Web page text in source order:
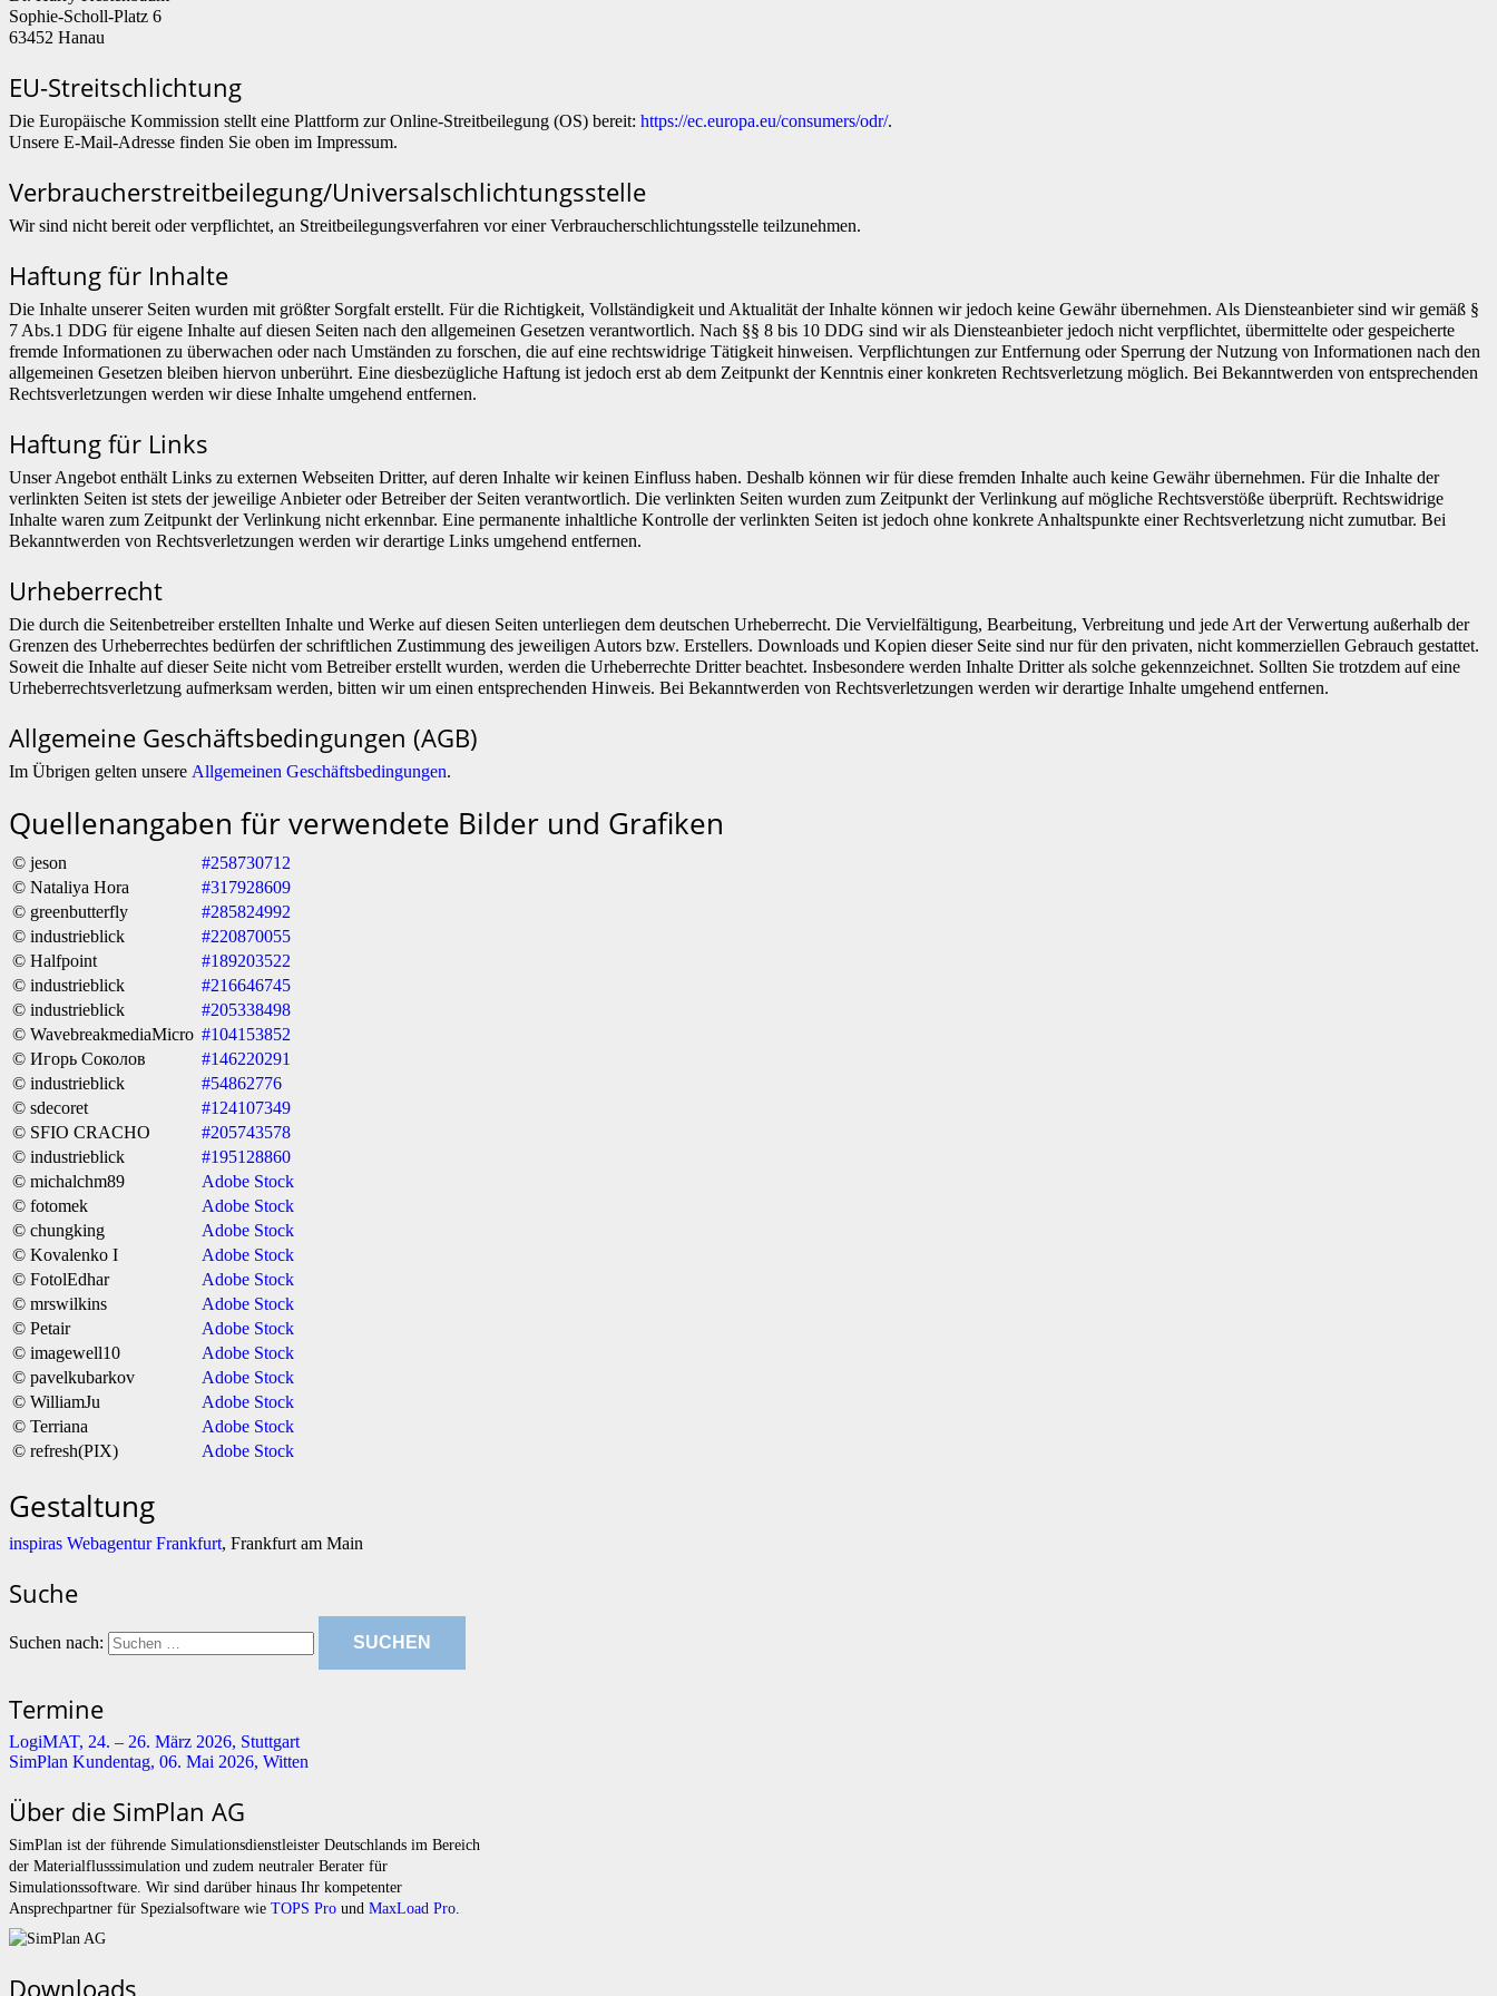
Sophie-Scholl-Platz 6
63452 Hanau
EU-Streitschlichtung
Die Europäische Kommission stellt eine Plattform zur Online-Streitbeilegung (OS) bereit: https://ec.europa.eu/consumers/odr/.
Unsere E-Mail-Adresse finden Sie oben im Impressum.
Verbraucher­streit­beilegung/Universal­schlichtungs­stelle
Wir sind nicht bereit oder verpflichtet, an Streitbeilegungsverfahren vor einer Verbraucherschlichtungsstelle teilzunehmen.
Haftung für Inhalte
Die Inhalte unserer Seiten wurden mit größter Sorgfalt erstellt. Für die Richtigkeit, Vollständigkeit und Aktualität der Inhalte können wir jedoch keine Gewähr übernehmen. Als Diensteanbieter sind wir gemäß §
7 Abs.1 DDG für eigene Inhalte auf diesen Seiten nach den allgemeinen Gesetzen verantwortlich. Nach §§ 8 bis 10 DDG sind wir als Diensteanbieter jedoch nicht verpflichtet, übermittelte oder gespeicherte
fremde Informationen zu überwachen oder nach Umständen zu forschen, die auf eine rechtswidrige Tätigkeit hinweisen. Verpflichtungen zur Entfernung oder Sperrung der Nutzung von Informationen nach den
allgemeinen Gesetzen bleiben hiervon unberührt. Eine diesbezügliche Haftung ist jedoch erst ab dem Zeitpunkt der Kenntnis einer konkreten Rechtsverletzung möglich. Bei Bekanntwerden von entsprechenden
Rechtsverletzungen werden wir diese Inhalte umgehend entfernen.
Haftung für Links
Unser Angebot enthält Links zu externen Webseiten Dritter, auf deren Inhalte wir keinen Einfluss haben. Deshalb können wir für diese fremden Inhalte auch keine Gewähr übernehmen. Für die Inhalte der
verlinkten Seiten ist stets der jeweilige Anbieter oder Betreiber der Seiten verantwortlich. Die verlinkten Seiten wurden zum Zeitpunkt der Verlinkung auf mögliche Rechtsverstöße überprüft. Rechtswidrige
Inhalte waren zum Zeitpunkt der Verlinkung nicht erkennbar. Eine permanente inhaltliche Kontrolle der verlinkten Seiten ist jedoch ohne konkrete Anhaltspunkte einer Rechtsverletzung nicht zumutbar. Bei
Bekanntwerden von Rechtsverletzungen werden wir derartige Links umgehend entfernen.
Urheberrecht
Die durch die Seitenbetreiber erstellten Inhalte und Werke auf diesen Seiten unterliegen dem deutschen Urheberrecht. Die Vervielfältigung, Bearbeitung, Verbreitung und jede Art der Verwertung außerhalb der
Grenzen des Urheberrechtes bedürfen der schriftlichen Zustimmung des jeweiligen Autors bzw. Erstellers. Downloads und Kopien dieser Seite sind nur für den privaten, nicht kommerziellen Gebrauch gestattet.
Soweit die Inhalte auf dieser Seite nicht vom Betreiber erstellt wurden, werden die Urheberrechte Dritter beachtet. Insbesondere werden Inhalte Dritter als solche gekennzeichnet. Sollten Sie trotzdem auf eine
Urheberrechtsverletzung aufmerksam werden, bitten wir um einen entsprechenden Hinweis. Bei Bekanntwerden von Rechtsverletzungen werden wir derartige Inhalte umgehend entfernen.
Allgemeine Geschäftsbedingungen (AGB)
Im Übrigen gelten unsere Allgemeinen Geschäftsbedingungen.
Quellenangaben für verwendete Bilder und Grafiken
© jeson
#258730712
© Nataliya Hora
#317928609
© greenbutterfly
#285824992
© industrieblick
#220870055
© Halfpoint
#189203522
© industrieblick
#216646745
© industrieblick
#205338498
© WavebreakmediaMicro #104153852
© Игорь Соколов
#146220291
© industrieblick
#54862776
© sdecoret
#124107349
© SFIO CRACHO
#205743578
© industrieblick
#195128860
© michalchm89
Adobe Stock
© fotomek
Adobe Stock
© chungking
Adobe Stock
© Kovalenko I
Adobe Stock
© FotolEdhar
Adobe Stock
© mrswilkins
Adobe Stock
© Petair
Adobe Stock
© imagewell10
Adobe Stock
© pavelkubarkov
Adobe Stock
© WilliamJu
Adobe Stock
© Terriana
Adobe Stock
© refresh(PIX)
Adobe Stock
Gestaltung
inspiras Webagentur Frankfurt, Frankfurt am Main
Suche
Suchen nach:
Termine
LogiMAT, 24. – 26. März 2026, Stuttgart
SimPlan Kundentag, 06. Mai 2026, Witten
Über die SimPlan AG
SimPlan ist der führende Simu­lationsdienstleister Deutschlands im Bereich
der Materialflusssimulation und zudem neutraler Berater für
Simulationssoftware. Wir sind darüber hinaus Ihr kompetenter
Ansprechpartner für Spezialsoftware wie TOPS Pro und MaxLoad Pro.
Downloads